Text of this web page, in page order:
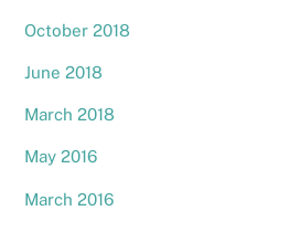
October 2018
June 2018
March 2018
May 2016
March 2016